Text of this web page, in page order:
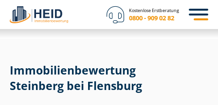
Kostenlose Erstberatung
0800 - 909 02 82
Immobilien­bewertung
Steinberg bei Flensburg